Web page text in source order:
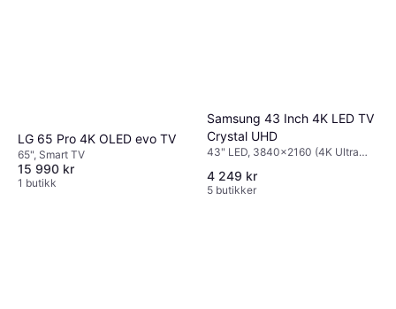
LG 65 Pro 4K OLED evo TV
65", Smart TV
15 990 kr
1 butikk
Samsung 43 Inch 4K LED TV
Crystal UHD
43" LED, 3840x2160 (4K Ultra
4 249 kr
5 butikker